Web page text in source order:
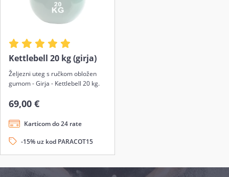
Kettlebell 20 kg (girja)
Željezni uteg s ručkom obložen
gumom - Girja - Kettlebell 20 kg.
69,00 €
Karticom do 24 rate
-15% uz kod PARACOT15